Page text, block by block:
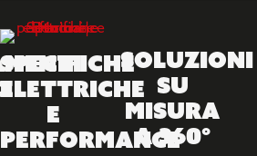
Specifiche
elettriche
e
performance
Soluzioni
su
Misura
a 360°